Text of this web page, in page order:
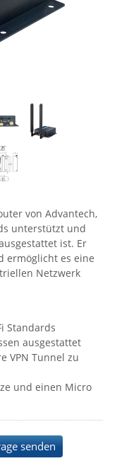
von Advantech,
unterstützt und
ist. Er
ermöglicht es eine
Netzwerk
Standards
ausgestattet
VPN Tunnel zu
und einen Micro
senden